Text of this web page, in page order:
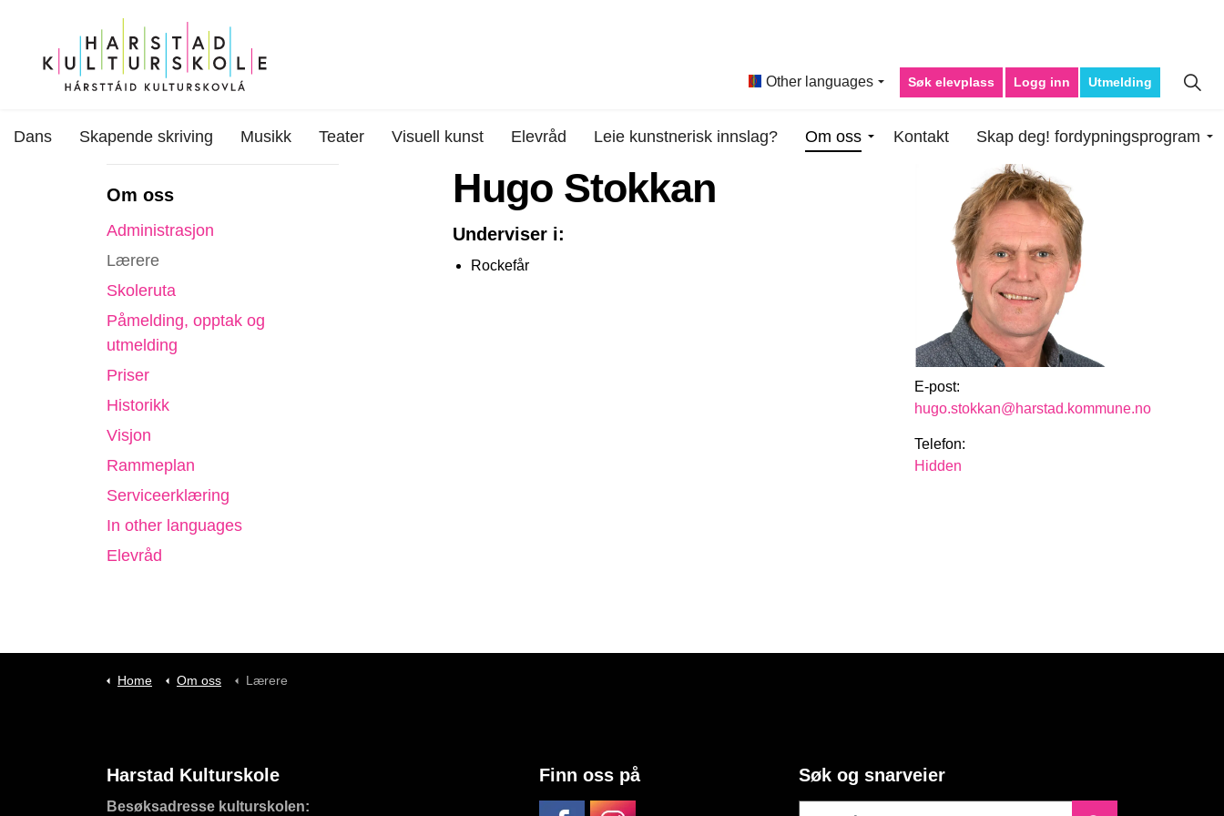
Dans Skapende skriving Musikk Teater Visuell kunst Elevråd Leie kunstnerisk innslag? Om oss Kontakt Skap deg! fordypningsprogram
Other languages Søk elevplass Logg inn Utmelding
Hugo Stokkan
Underviser i:
Rockefår
E-post:
hugo.stokkan@harstad.kommune.no
Telefon:
Hidden
Om oss
Administrasjon
Lærere
Skoleruta
Påmelding, opptak og
utmelding
Priser
Historikk
Visjon
Rammeplan
Serviceerklæring
In other languages
Elevråd
Home Om oss Lærere
Harstad Kulturskole
Besøksadresse kulturskolen:
Finn oss på Søk og snarveier